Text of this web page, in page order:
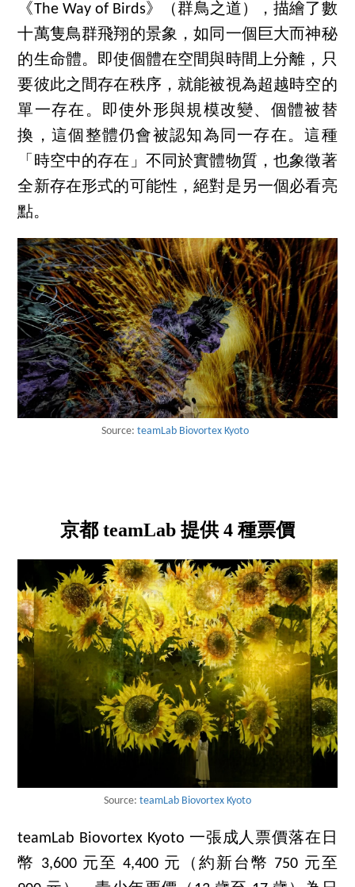
《The Way of Birds》（群鳥之道），描繪了數
十萬隻鳥群飛翔的景象，如同一個巨大而神秘
的生命體。即使個體在空間與時間上分離，只
要彼此之間存在秩序，就能被視為超越時空的
單一存在。即使外形與規模改變、個體被替
換，這個整體仍會被認知為同一存在。這種
「時空中的存在」不同於實體物質，也象徵著
全新存在形式的可能性，絕對是另一個必看亮
點。
Source: teamLab Biovortex Kyoto
京都 teamLab 提供 4 種票價
Source: teamLab Biovortex Kyoto
teamLab Biovortex Kyoto 一張成人票價落在日
幣 3,600 元至 4,400 元（約新台幣 750 元至